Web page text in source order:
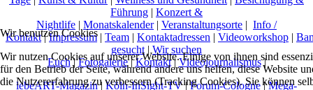
Führung | Konzert &
Nightlife | Monatskalender| Veranstaltungsorte | Info /
Kontakt|Impressum| Team | Kontaktadressen | Videoworkshop |
gesucht | Wir suchen
Euch|Fotogalerie|Kontakt|Videojournalismus|
lebeART-Magazin| Köln-InSight-TV|Forum-Cologne|Mega-
Wir benutzen Cookies
Wir nutzen Cookies auf unserer Website. Einige von ihnen sind
für den Betrieb der Seite, während andere uns helfen, diese Website
die Nutzererfahrung zu verbessern (Tracking Cookies). Sie können